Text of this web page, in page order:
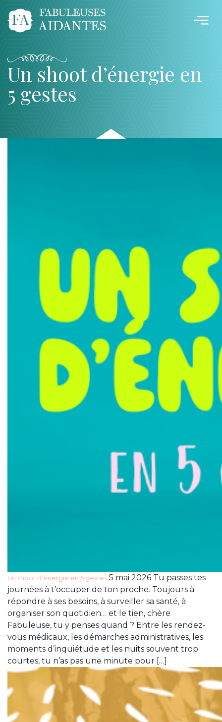
Un shoot d’énergie en
5 gestes
Un shoot d’énergie en 5 gestes 5 mai 2026 Tu passes tes
journées à t’occuper de ton proche. Toujours à
répondre à ses besoins, à surveiller sa santé, à
organiser son quotidien… et le tien, chère
Fabuleuse, tu y penses quand ? Entre les rendez-
vous médicaux, les démarches administratives, les
moments d’inquiétude et les nuits souvent trop
courtes, tu n’as pas une minute pour […]